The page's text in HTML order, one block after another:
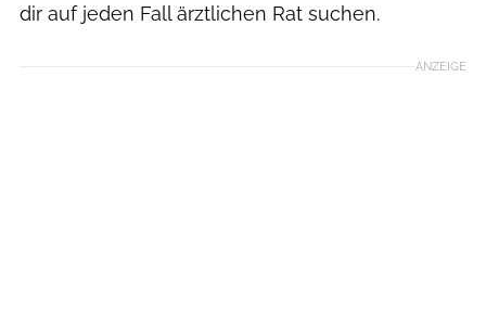
dir auf jeden Fall ärztlichen Rat suchen.
ANZEIGE